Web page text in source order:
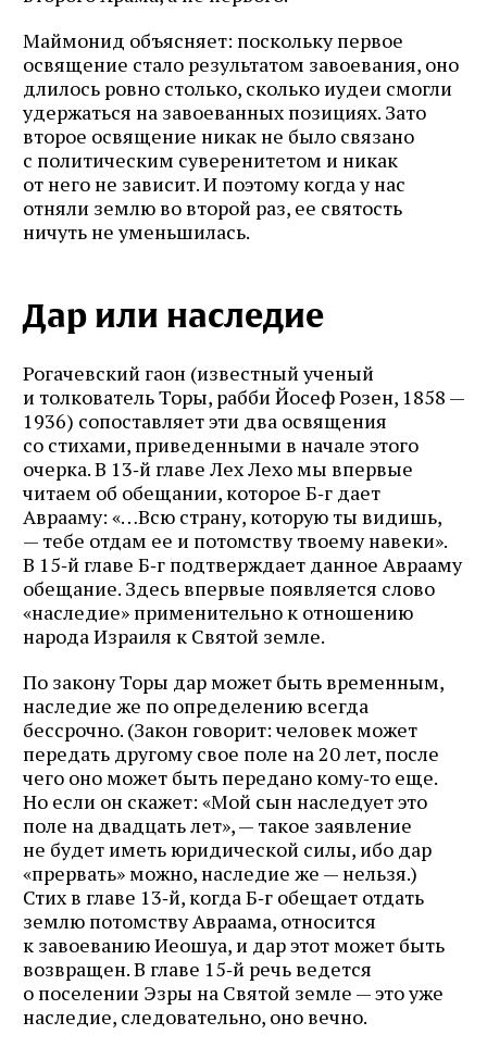
Маймонид объясняет: поскольку первое
освящение стало результатом завоевания, оно
длилось ровно столько, сколько иудеи смогли
удержаться на завоеванных позициях. Зато
второе освящение никак не было связано
с политическим суверенитетом и никак
от него не зависит. И поэтому когда у нас
отняли землю во второй раз, ее святость
ничуть не уменьшилась.
Дар или наследие
Рогачевский гаон (известный ученый
и толкователь Торы, рабби Йосеф Розен, 1858 —
1936) сопоставляет эти два освящения
со стихами, приведенными в начале этого
очерка. В 13‑й главе Лех Лехо мы впервые
читаем об обещании, которое Б‑г дает
Аврааму: «…Всю страну, которую ты видишь,
— тебе отдам ее и потомству твоему навеки».
В 15‑й главе Б‑г подтверждает данное Аврааму
обещание. Здесь впервые появляется слово
«наследие» применительно к отношению
народа Израиля к Святой земле.
По закону Торы дар может быть временным,
наследие же по определению всегда
бессрочно. (Закон говорит: человек может
передать другому свое поле на 20 лет, после
чего оно может быть передано кому‑то еще.
Но если он скажет: «Мой сын наследует это
поле на двадцать лет», — такое заявление
не будет иметь юридической силы, ибо дар
«прервать» можно, наследие же — нельзя.)
Стих в главе 13‑й, когда Б‑г обещает отдать
землю потомству Авраама, относится
к завоеванию Иеошуа, и дар этот может быть
возвращен. В главе 15‑й речь ведется
о поселении Эзры на Святой земле — это уже
наследие, следовательно, оно вечно.